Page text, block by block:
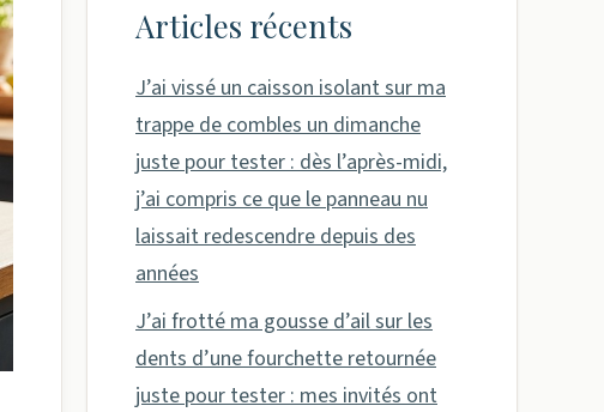
Articles récents
J’ai vissé un caisson isolant sur ma
trappe de combles un dimanche
juste pour tester : dès l’après-midi,
j’ai compris ce que le panneau nu
laissait redescendre depuis des
années
J’ai frotté ma gousse d’ail sur les
dents d’une fourchette retournée
juste pour tester : mes invités ont